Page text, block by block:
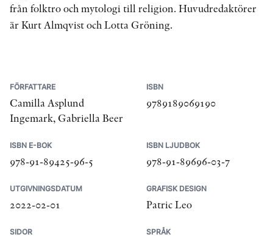
från folktro och mytologi till religion. Huvudredaktörer
är Kurt Almqvist och Lotta Gröning.
FÖRFATTARE
Camilla Asplund
Ingemark, Gabriella Beer
ISBN
9789189069190
ISBN E-BOK
978-91-89425-96-5
ISBN LJUDBOK
978-91-89696-03-7
UTGIVNINGSDATUM
2022-02-01
GRAFISK DESIGN
Patric Leo
SIDOR SPRÅK